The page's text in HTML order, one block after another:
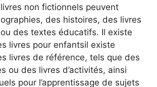
livres non fictionnels peuvent
des histoires, des livres
des textes éducatifs. Il existe
livres pour enfantsil existe
livres de référence, tels que des
ou des livres d’activités, ainsi
pour l’apprentissage de sujets